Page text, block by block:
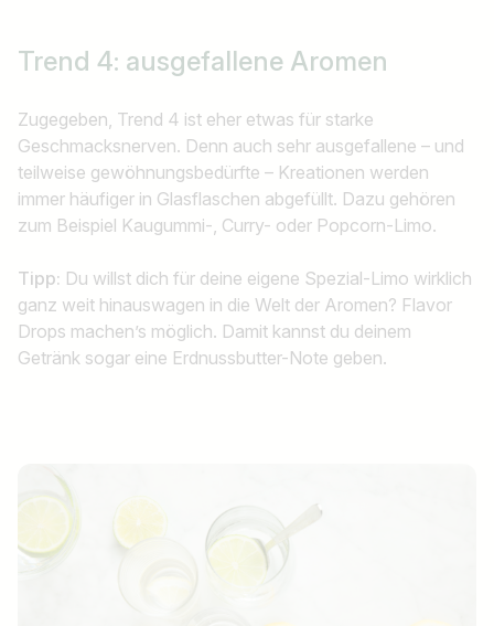
Trend 4: ausgefallene Aromen
Zugegeben, Trend 4 ist eher etwas für starke
Geschmacksnerven. Denn auch sehr ausgefallene – und
teilweise gewöhnungsbedürfte – Kreationen werden
immer häufiger in Glasflaschen abgefüllt. Dazu gehören
zum Beispiel Kaugummi-, Curry- oder Popcorn-Limo.
Tipp: Du willst dich für deine eigene Spezial-Limo wirklich
ganz weit hinauswagen in die Welt der Aromen? Flavor
Drops machen’s möglich. Damit kannst du deinem
Getränk sogar eine Erdnussbutter-Note geben.